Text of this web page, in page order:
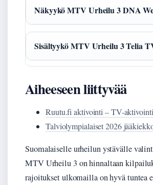
Näkyykö MTV Urheilu 3 DNA
Sisältyykö MTV Urheilu 3 Telia
Aiheeseen liittyvää
Ruutu.fi aktivointi – TV-
Talviolympialaiset 2026
Suomalaiselle urheilun ystävälle
MTV Urheilu 3 on hinnaltaan
rajoitukset ulkomailla on hyvä tuntea